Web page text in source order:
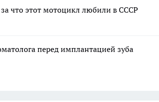
что этот мотоцикл любили в СССР
перед имплантацией зуба